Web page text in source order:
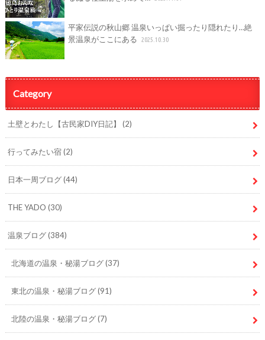
平家伝説の秋山郷 温泉いっぱい掘ったり隠れたり…絶
景温泉がここにある
2025.10.30
Category
土壁とわたし【古民家DIY日記】 (2)
行ってみたい宿(2)
日本一周ブログ(44)
THE YADO (30)
温泉ブログ(384)
北海道の温泉・秘湯ブログ(37)
東北の温泉・秘湯ブログ(91)
北陸の温泉・秘湯ブログ(7)